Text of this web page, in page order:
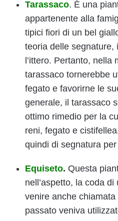
Tarassaco. È una
appartenente alla
tipici fiori di un bel
teoria delle segnature,
l’ittero. Pertanto, nella
tarassaco tornerebbe
fegato e favorirne le
generale, il tarassaco
ottimo rimedio per la
reni, fegato e
quindi di segnatura
Equiseto. Questa
nell’aspetto, la coda
venire anche chiamata
passato veniva